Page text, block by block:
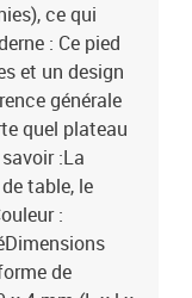
ce qui
: Ce pied
et un design
générale
quel plateau
:La
table, le
:
de